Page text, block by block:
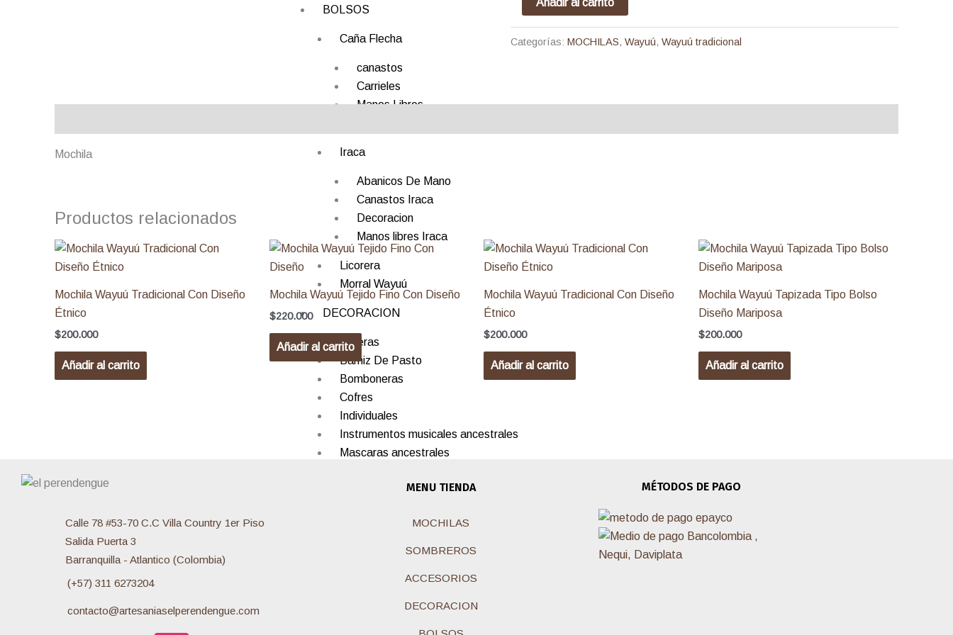
BOLSOS
Caña Flecha
canastos
Carrieles
Manos Libres
Iraca
Abanicos De Mano
Canastos Iraca
Decoracion
Manos libres Iraca
Licorera
Morral Wayuú
DECORACION
Ajiceras
Barniz De Pasto
Bomboneras
Cofres
Individuales
Instrumentos musicales ancestrales
Mascaras ancestrales
Mopamopa
Palo De Agua
Portaboligrafos
Riñoneras Iraca
Categorías: MOCHILAS, Wayuú, Wayuú tradicional
Mochila
Productos relacionados
Mochila Wayuú Tradicional Con Diseño
Étnico
$200.000
Añadir al carrito
Mochila Wayuú Tejido Fino Con Diseño
$220.000
Añadir al carrito
Mochila Wayuú Tradicional Con Diseño
Étnico
$200.000
Añadir al carrito
Mochila Wayuú Tapizada Tipo Bolso
Diseño Mariposa
$200.000
Añadir al carrito
Calle 78 #53-70 C.C Villa Country 1er Piso
Salida Puerta 3
Barranquilla - Atlantico (Colombia)
(+57) 311 6273204
contacto@artesaniaselperendengue.com
MENU TIENDA
MOCHILAS
SOMBREROS
ACCESORIOS
DECORACION
MÉTODOS DE PAGO